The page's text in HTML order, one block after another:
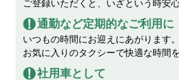
2024.03.01 タクシーご用命の電話
2023.11.20 時間指定予約配車料金
2023.11.08 リコリスツアー廃止
ご登録いただくと、いざという時安心
通勤など定期的なご利用に
いつもの時間にお迎えにあがります。
お気に入りのタクシーで快適な時間
社用車として